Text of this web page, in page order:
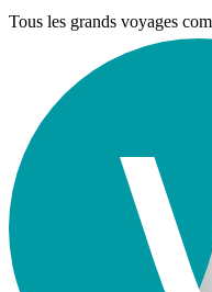
Tous les grands voyages